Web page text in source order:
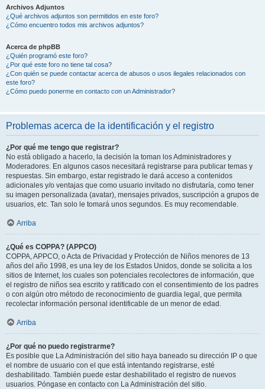
Archivos Adjuntos
¿Qué archivos adjuntos son permitidos en este foro?
¿Cómo encuentro todos mis archivos adjuntos?
Acerca de phpBB
¿Quién programó este foro?
¿Por qué este foro no tiene tal cosa?
¿Con quién se puede contactar acerca de abusos o usos ilegales relacionados con
este foro?
¿Cómo puedo ponerme en contacto con un Administrador?
Problemas acerca de la identificación y el registro
¿Por qué me tengo que registrar?
No está obligado a hacerlo, la decisión la toman los Administradores y
Moderadores. En algunos casos necesitará registrarse para publicar temas y
respuestas. Sin embargo, estar registrado le dará acceso a contenidos
adicionales y/o ventajas que como usuario invitado no disfrutaría, como tener
su imagen personalizada (avatar), mensajes privados, suscripción a grupos de
usuarios, etc. Tan solo le tomará unos segundos. Es muy recomendable.
Arriba
¿Qué es COPPA? (APPCO)
COPPA, APPCO, o Acta de Privacidad y Protección de Niños menores de 13
años del año 1998, es una ley de los Estados Unidos, donde se solicita a los
sitios de Internet, los cuales son potenciales recolectores de información, que
el registro de niños sea escrito y ratificado con el consentimiento de los padres
o con algún otro método de reconocimiento de guardia legal, que permita
recolectar información personal identificable de un menor de edad.
Arriba
¿Por qué no puedo registrarme?
Es posible que La Administración del sitio haya baneado su dirección IP o que
el nombre de usuario con el que está intentando registrarse, esté
deshabilitado. También puede estar deshabilitado el registro de nuevos
usuarios. Póngase en contacto con La Administración del sitio.